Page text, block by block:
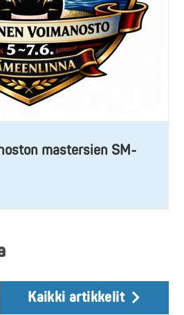
mastersien SM-
Kaikki artikkelit